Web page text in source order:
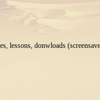
lessons, donwloads